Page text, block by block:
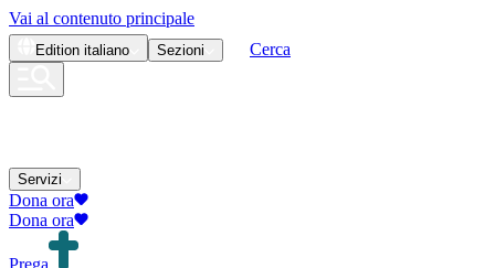
Vai al contenuto principale
Edition italiano Sezioni Cerca
Servizi
Dona ora
Dona ora
Prega